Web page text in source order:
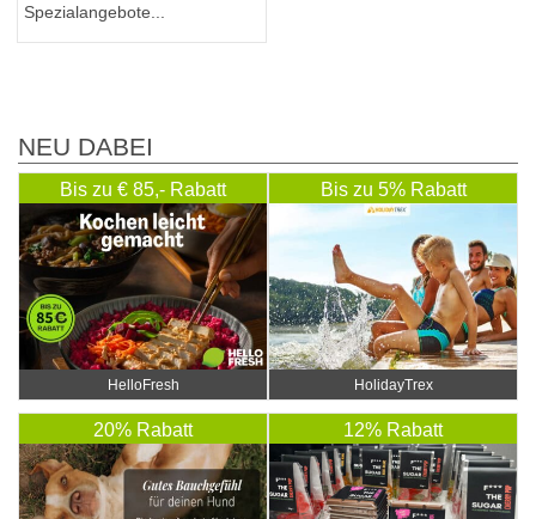
Spezialangebote...
NEU DABEI
Bis zu € 85,- Rabatt
HelloFresh
Bis zu 5% Rabatt
HolidayTrex
20% Rabatt 12% Rabatt